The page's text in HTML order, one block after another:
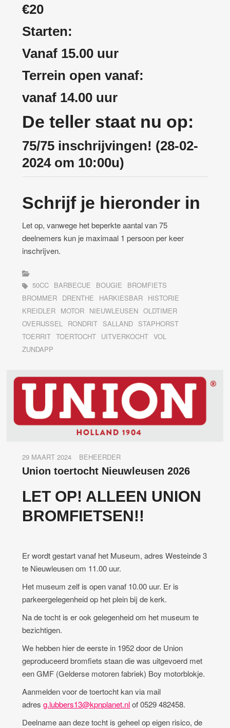
€20
Starten:
Vanaf 15.00 uur
Terrein open vanaf:
vanaf 14.00 uur
De teller staat nu op:
75/75 inschrijvingen! (28-02-
2024 om 10:00u)
Schrijf je hieronder in
Let op, vanwege het beperkte aantal van 75
deelnemers kun je maximaal 1 persoon per keer
inschrijven.
50CC BARBECUE BOUGIE
BROMFIETS
BROMMER DRENTHE HARKIESBAR HISTORIE
KREIDLER MOTOR NIEUWLEUSEN OLDTIMER
OVERIJSSEL RONDRIT SALLAND STAPHORST
TOERRIT TOERTOCHT UITVERKOCHT VOL
ZUNDAPP
29 MAART 2024 BEHEERDER
Union toertocht Nieuwleusen 2026
LET OP! ALLEEN UNION
BROMFIETSEN!!
Er wordt gestart vanaf het Museum, adres Westeinde 3
te Nieuwleusen om 11.00 uur.
Het museum zelf is open vanaf 10.00 uur. Er is
parkeergelegenheid op het plein bij de kerk.
Na de tocht is er ook gelegenheid om het museum te
bezichtigen.
We hebben hier de eerste in 1952 door de Union
geproduceerd bromfiets staan die was uitgevoerd met
een GMF (Gelderse motoren fabriek) Boy motorblokje.
Aanmelden voor de toertocht kan via mail
adresg.lubbers13@kpnplanet.nlof 0529 482458.
Deelname aan deze tocht is geheel op eigen risico, de